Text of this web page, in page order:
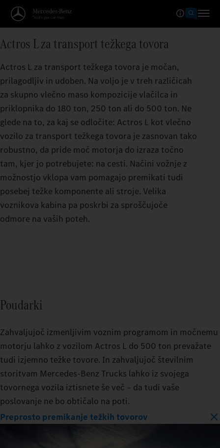
Actros L za transport težkega tovora
Actros L za transport težkega tovora je močan,
prilagodljiv in udoben. Na voljo je v treh različicah
za skupno vlečno maso kompozicije vlačilca in
priklopnika do 180 ton, 250 ton ali do 500 ton. Ne
glede na to, za kaj se odločite: Actros L kot vlečno
vozilo za transport težkega tovora je zasnovan tako
robustno, da pride moč motorja do izraza točno
tam, kjer jo potrebujete: na cesti. Načini vožnje z
možnostjo vklopa vam pomagajo premikati tudi
posebej težke komponente ali stroje. Velika
voznikova kabina pa poskrbi za sproščujoče
odmore na vaših poteh.
Poudarki
Zahvaljujoč izmenljivim voznim programom in močnemu
motorju lahko z vozilom Actros L do 500 ton prevažate
tudi izjemno težke tovore. In zahvaljujoč številnim
storitvam Mercedes‑Benz Trucks lahko iz svojega
tovornega vozila iztisnete še več – da tudi vaše
poslovanje ne bo obtičalo na poti.
Preprosto premikanje težkih tovorov